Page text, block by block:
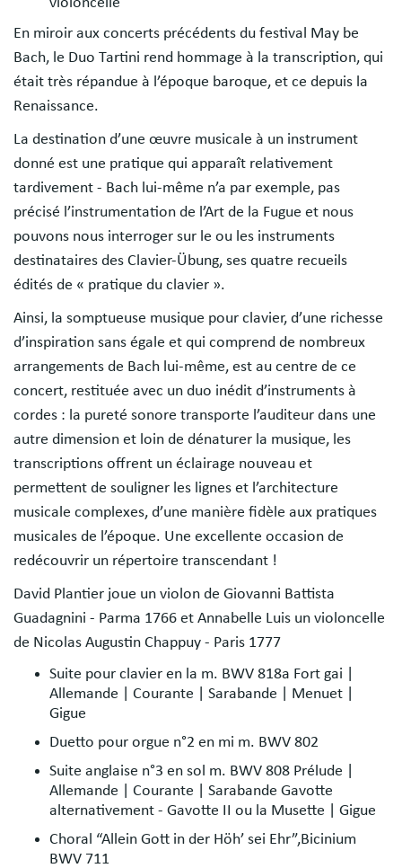
En miroir aux concerts précédents du festival May be
Bach, le Duo Tartini rend hommage à la transcription, qui
était très répandue à l’époque baroque, et ce depuis la
Renaissance.
La destination d’une œuvre musicale à un instrument
donné est une pratique qui apparaît relativement
tardivement - Bach lui-même n’a par exemple, pas
précisé l’instrumentation de l’Art de la Fugue et nous
pouvons nous interroger sur le ou les instruments
destinataires des Clavier-Übung, ses quatre recueils
édités de « pratique du clavier ».
Ainsi, la somptueuse musique pour clavier, d’une richesse
d’inspiration sans égale et qui comprend de nombreux
arrangements de Bach lui-même, est au centre de ce
concert, restituée avec un duo inédit d’instruments à
cordes : la pureté sonore transporte l’auditeur dans une
autre dimension et loin de dénaturer la musique, les
transcriptions offrent un éclairage nouveau et
permettent de souligner les lignes et l’architecture
musicale complexes, d’une manière fidèle aux pratiques
musicales de l’époque. Une excellente occasion de
redécouvrir un répertoire transcendant !
David Plantier joue un violon de Giovanni Battista
Guadagnini - Parma 1766 et Annabelle Luis un violoncelle
de Nicolas Augustin Chappuy - Paris 1777
Suite pour clavier en la m. BWV 818a Fort gai |
Allemande | Courante | Sarabande | Menuet |
Gigue
Duetto pour orgue n°2 en mi m. BWV 802
Suite anglaise n°3 en sol m. BWV 808 Prélude |
Allemande | Courante | Sarabande Gavotte
alternativement - Gavotte II ou la Musette | Gigue
Choral “Allein Gott in der Höh’ sei Ehr”,Bicinium
BWV 711